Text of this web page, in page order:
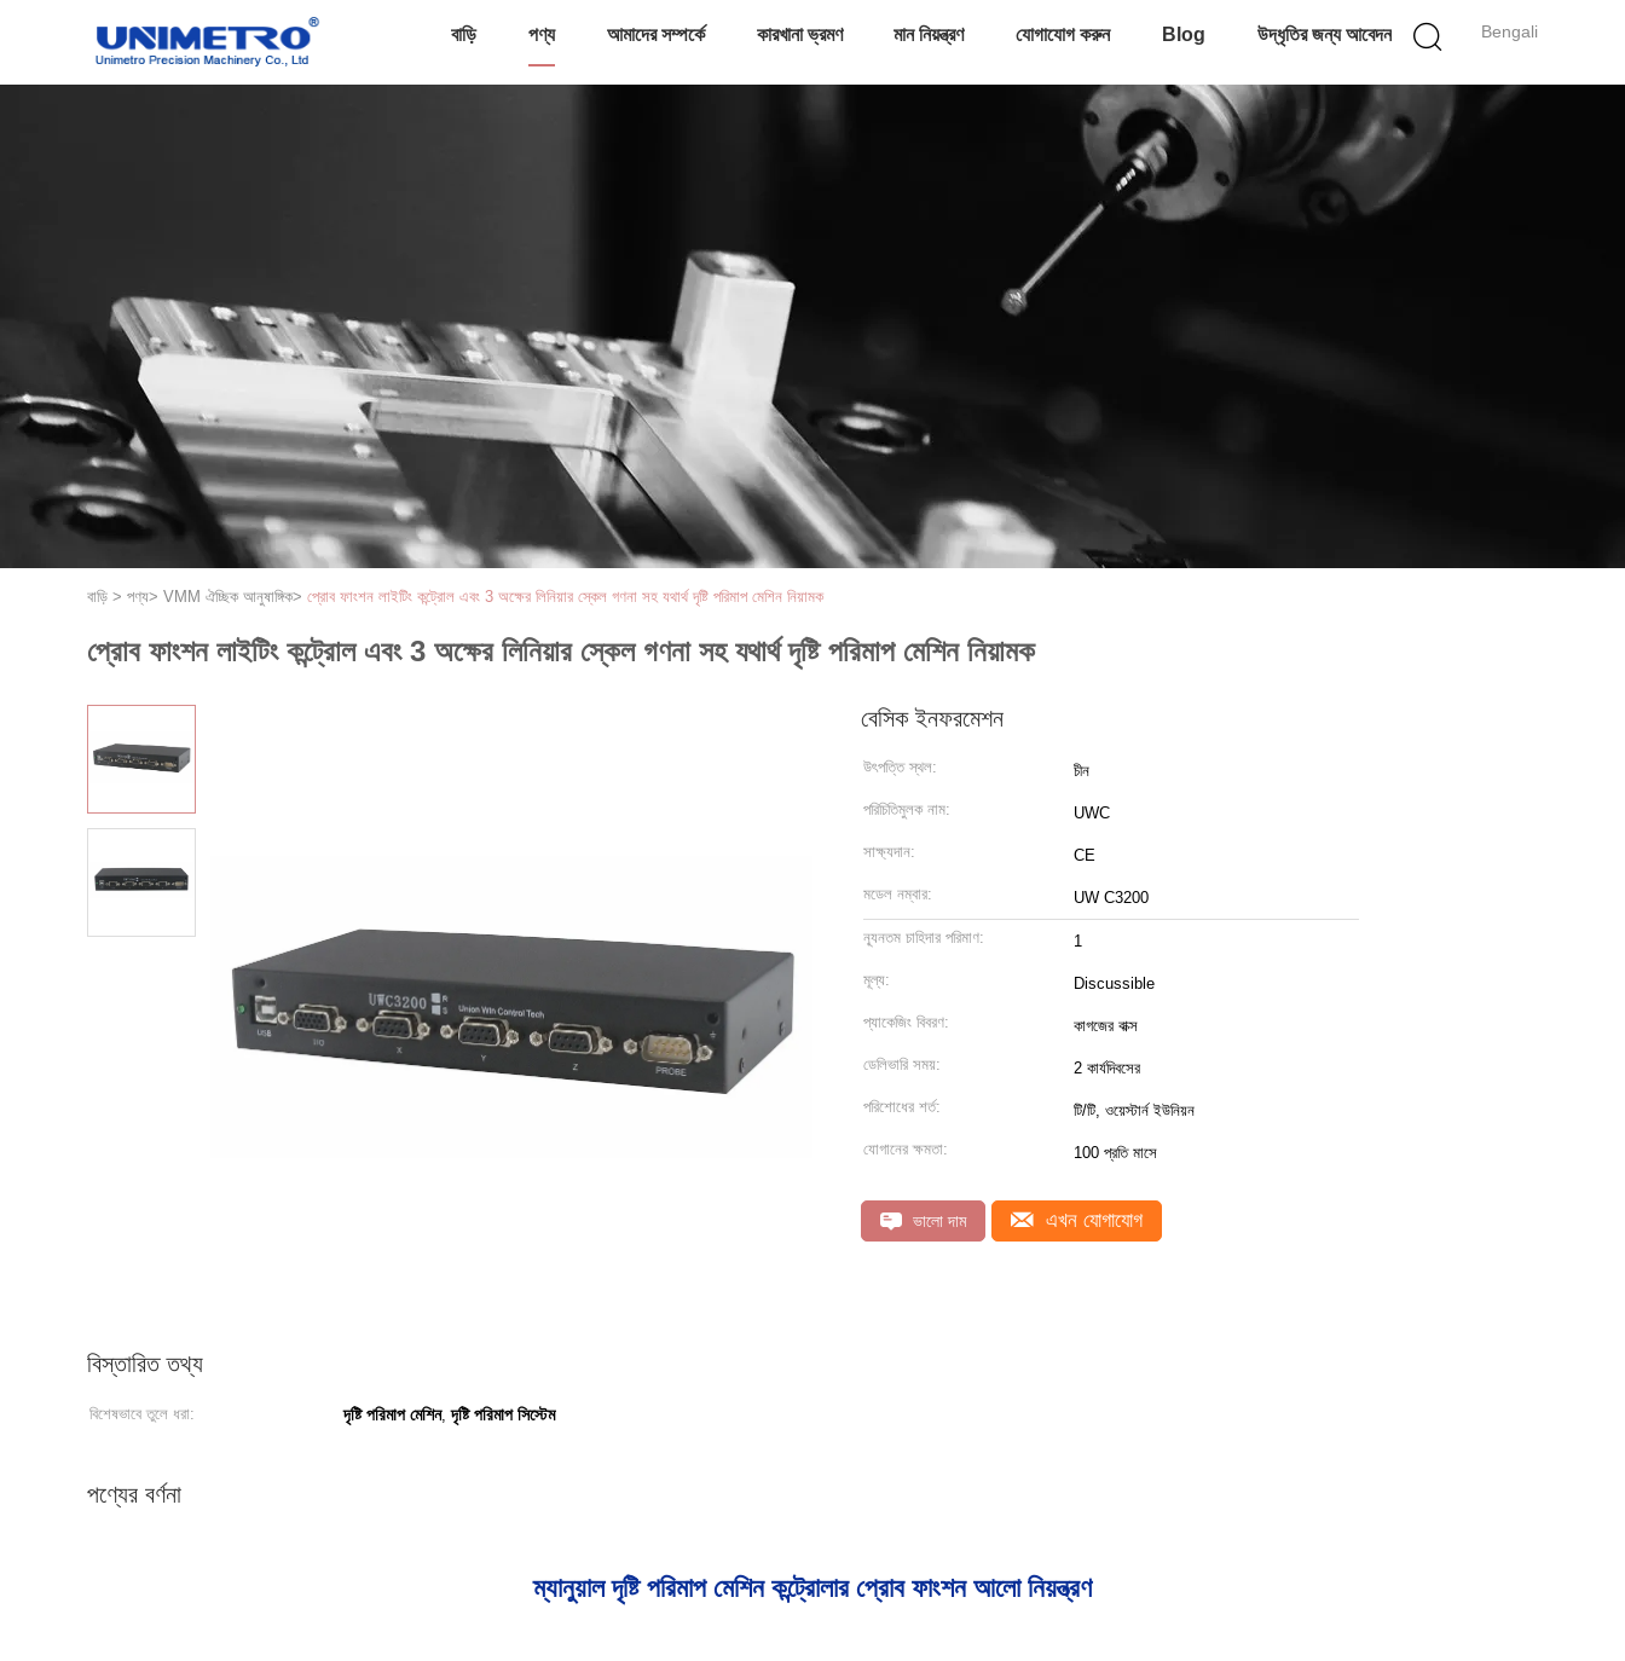
Bengali
বাড়ি পণ্য আমাদের সম্পর্কে কারখানা ভ্রমণ মান নিয়ন্ত্রণ যোগাযোগ করুন Blog উদ্ধৃতির জন্য আবেদন
বাড়ি > পণ্য> VMM ঐচ্ছিক আনুষাঙ্গিক> প্রোব ফাংশন লাইটিং কন্ট্রোল এবং 3 অক্ষের লিনিয়ার স্কেল গণনা সহ যথার্থ দৃষ্টি পরিমাপ মেশিন নিয়ামক
প্রোব ফাংশন লাইটিং কন্ট্রোল এবং 3 অক্ষের লিনিয়ার স্কেল গণনা সহ যথার্থ দৃষ্টি পরিমাপ মেশিন নিয়ামক
বেসিক ইনফরমেশন
উৎপত্তি স্থল: চীন
পরিচিতিমুলক নাম: UWC
সাক্ষ্যদান: CE
মডেল নম্বার: UW C3200
ন্যূনতম চাহিদার পরিমাণ: 1
মূল্য: Discussible
প্যাকেজিং বিবরণ: কাগজের বাক্স
ডেলিভারি সময়: 2 কার্যদিবসের
পরিশোধের শর্ত: টি/টি, ওয়েস্টার্ন ইউনিয়ন
যোগানের ক্ষমতা: 100 প্রতি মাসে
ভালো দাম এখন যোগাযোগ
বিস্তারিত তথ্য
বিশেষভাবে তুলে ধরা: দৃষ্টি পরিমাপ মেশিন,দৃষ্টি পরিমাপ সিস্টেম
পণ্যের বর্ণনা
ম্যানুয়াল দৃষ্টি পরিমাপ মেশিন কন্ট্রোলার প্রোব ফাংশন আলো নিয়ন্ত্রণ